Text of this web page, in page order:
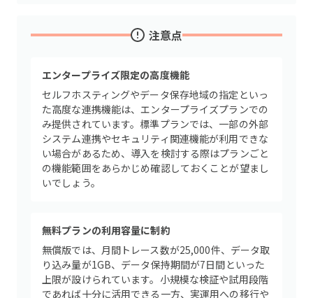
注意点
エンタープライズ限定の高度機能
セルフホスティングやデータ保存地域の指定といっ
た高度な連携機能は、エンタープライズプランでの
み提供されています。標準プランでは、一部の外部
システム連携やセキュリティ関連機能が利用できな
い場合があるため、導入を検討する際はプランごと
の機能範囲をあらかじめ確認しておくことが望まし
いでしょう。
無料プランの利用容量に制約
無償版では、月間トレース数が25,000件、データ取
り込み量が1GB、データ保持期間が7日間といった
上限が設けられています。小規模な検証や試用段階
であれば十分に活用できる一方、実運用への移行や